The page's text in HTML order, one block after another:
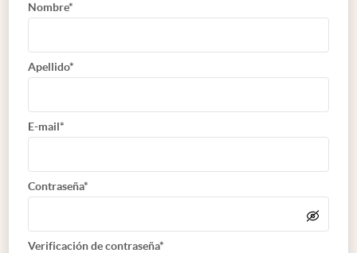
Nombre*
Apellido*
E-mail*
Contraseña*
Verificación de contraseña*